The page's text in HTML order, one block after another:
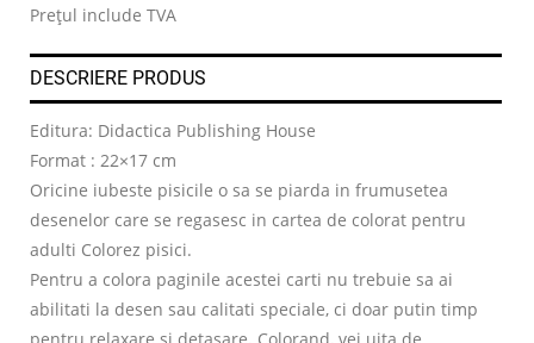
Prețul include TVA
DESCRIERE PRODUS
Editura: Didactica Publishing House
Format : 22×17 cm
Oricine iubeste pisicile o sa se piarda in frumusetea
desenelor care se regasesc in cartea de colorat pentru
adulti Colorez pisici.
Pentru a colora paginile acestei carti nu trebuie sa ai
abilitati la desen sau calitati speciale, ci doar putin timp